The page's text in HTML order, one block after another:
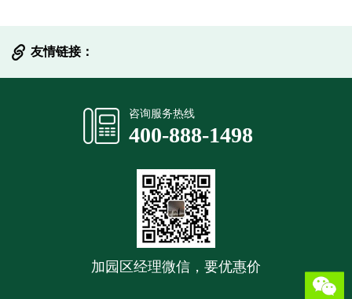
友情链接：
咨询服务热线
400-888-1498
加园区经理微信，要优惠价